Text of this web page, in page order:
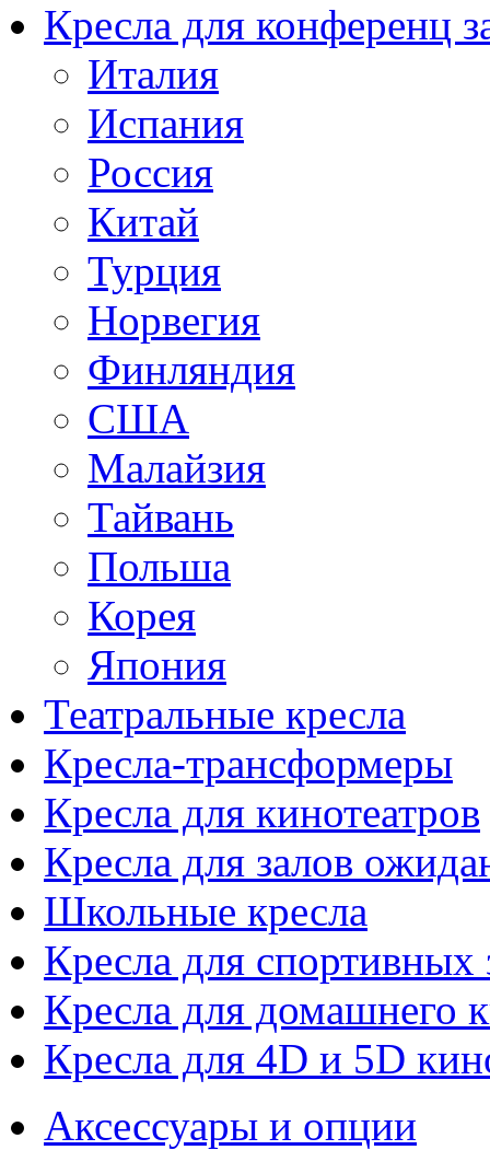
Кресла для конференц
Италия
Испания
Россия
Китай
Турция
Норвегия
Финляндия
США
Малайзия
Тайвань
Польша
Корея
Япония
Театральные кресла
Кресла-трансформеры
Кресла для кинотеатров
Кресла для залов
Школьные кресла
Кресла для спортивных
Кресла для домашнего
Кресла для 4D и 5D
Аксессуары и опции